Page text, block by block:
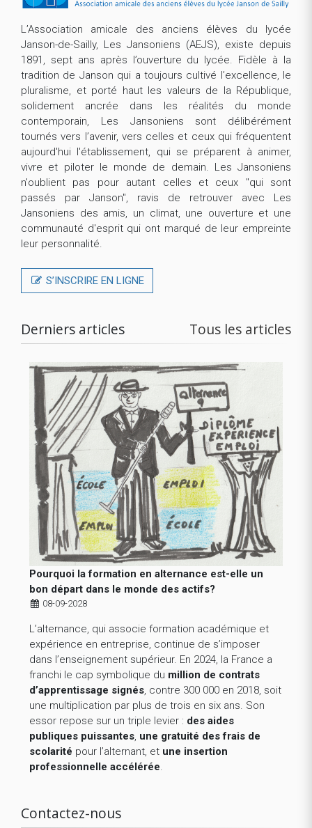
L’Association amicale des anciens élèves du lycée
Janson-de-Sailly, Les Jansoniens (AEJS), existe depuis
1891, sept ans après l’ouverture du lycée. Fidèle à la
tradition de Janson qui a toujours cultivé l’excellence, le
pluralisme, et porté haut les valeurs de la République,
solidement ancrée dans les réalités du monde
contemporain, Les Jansoniens sont délibérément
tournés vers l’avenir, vers celles et ceux qui fréquentent
aujourd'hui l'établissement, qui se préparent à animer,
vivre et piloter le monde de demain. Les Jansoniens
n'oublient pas pour autant celles et ceux "qui sont
passés par Janson", ravis de retrouver avec Les
Jansoniens des amis, un climat, une ouverture et une
communauté d'esprit qui ont marqué de leur empreinte
leur personnalité.
S’INSCRIRE EN LIGNE
Derniers articles Tous les articles
Pourquoi la formation en alternance est-elle un
bon départ dans le monde des actifs?
08-09-2028
L’alternance, qui associe formation académique et
expérience en entreprise, continue de s’imposer
dans l’enseignement supérieur. En 2024, la France a
franchi le cap symbolique du million de contrats
d’apprentissage signés, contre 300 000 en 2018, soit
une multiplication par plus de trois en six ans. Son
essor repose sur un triple levier : des aides
publiques puissantes, une gratuité des frais de
scolarité pour l’alternant, et une insertion
professionnelle accélérée.
Contactez-nous